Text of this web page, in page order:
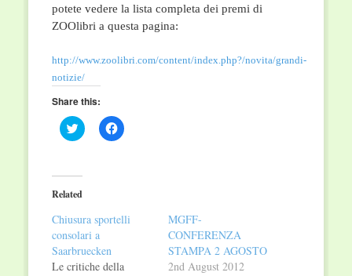
potete vedere la lista completa dei premi di
ZOOlibri a questa pagina:
http://www.zoolibri.com/content/index.php?/novita/grandi-
notizie/
Share this:
Click
to
(Opens
in
new
Click
to
Related
Chiusura sportelli
consolari a
Saarbruecken
Le critiche della
MGFF-
CONFERENZA
STAMPA 2 AGOSTO
2nd August 2012